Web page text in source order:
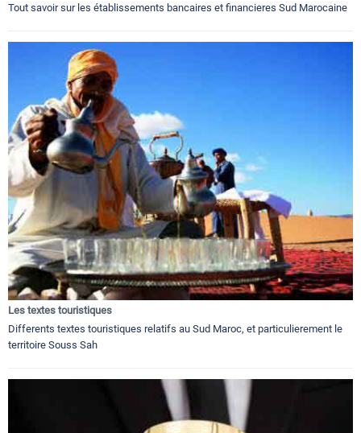
Tout savoir sur les établissements bancaires et financieres Sud Marocaine
Les textes touristiques
Differents textes touristiques relatifs au Sud Maroc, et particulierement le
territoire Souss Sah